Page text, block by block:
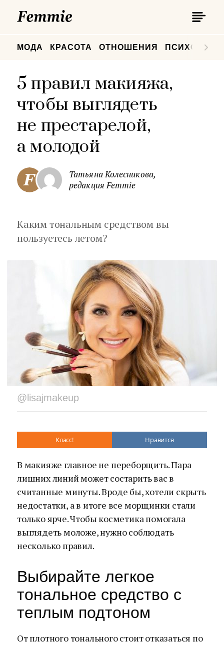
МОДА КРАСОТА ОТНОШЕНИЯ
5 правил макияжа,
чтобы выглядеть
не престарелой,
а молодой
Татьяна Колесникова,
редакция Femmie
Каким тональным средством вы
пользуетесь летом?
@lisajmakeup
Класс! Нравится
В макияже главное не переборщить. Пара
лишних линий может состарить вас в
считанные минуты. Вроде бы, хотели скрыть
недостатки, а в итоге все морщинки стали
только ярче. Чтобы косметика помогала
выглядеть моложе, нужно соблюдать
несколько правил.
Выбирайте легкое
тональное средство с
теплым подтоном
От плотного тонального стоит отказаться по